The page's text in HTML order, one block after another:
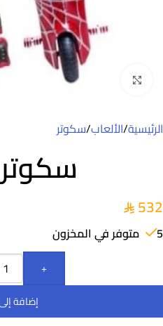
Click to enlarge
الرئيسية/الألعاب/سكوتر
532
5 متوفر في المخزون
+
إضافة